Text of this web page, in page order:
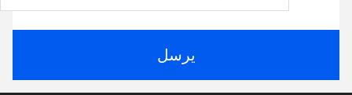
يرسل